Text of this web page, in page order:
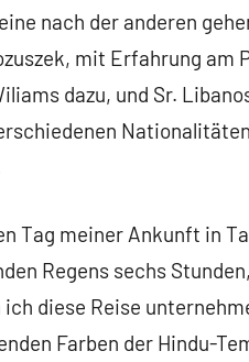
nach der anderen
mit Erfahrung
dazu, und Sr.
Tag meiner Ankunft in
Regens sechs
ich diese Reise
Farben der Hindu-